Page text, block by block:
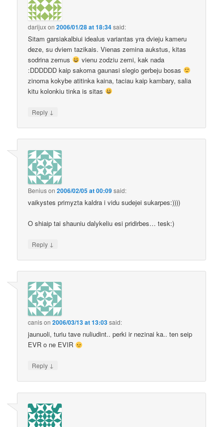
darijuxon2006/01/28 at 18:34said:
Sitam garsiakalbiui idealus variantas yra dvieju kameru
deze, su dviem tazikais. Vienas zemina aukstus, kitas
sodrina zemus
vienu zodziu zemi, kak nada
:DDDDDD kaip sakoma gaunasi slegio gerbeju bosas
zinoma kokybe atitinka kaina, taciau kaip kambary, salia
kitu kolonkiu tinka is sitas
Reply ↓
Beniuson2006/02/05 at 00:09said:
vaikystes primyzta kaldra i vidu sudejei sukarpes:))))
O shiaip tai shauniu dalykeliu esi pridirbes… tesk:)
Reply ↓
canison2006/03/13 at 13:03said:
jaunuoli, turiu tave nuliudint.. perki ir nezinai ka.. ten seip
EVR o ne EVIR
Reply ↓